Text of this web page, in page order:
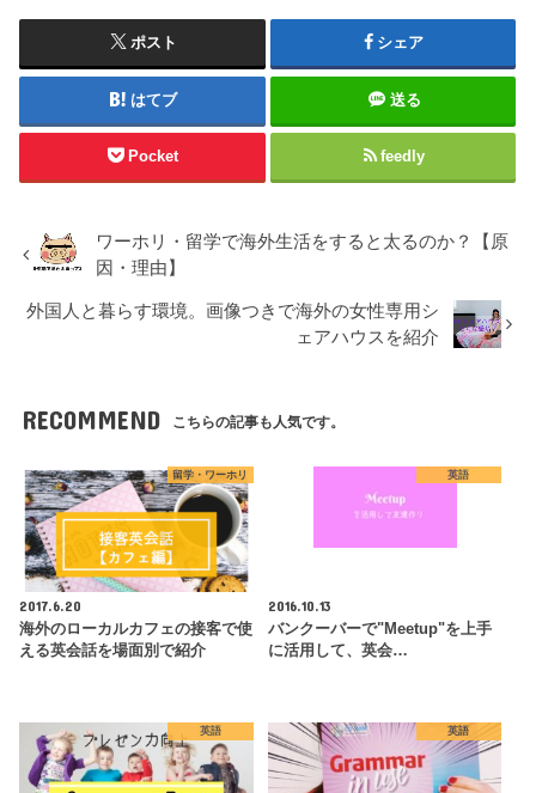
ポスト シェア
はてブ 送る
Pocket feedly
ワーホリ・留学で海外生活をすると太るのか？【原
因・理由】
外国人と暮らす環境。画像つきで海外の女性専用シ
ェアハウスを紹介
RECOMMEND こちらの記事も人気です。
留学・ワーホリ
2017.6.20
海外のローカルカフェの接客で使
える英会話を場面別で紹介
英語
2016.10.13
バンクーバーで"Meetup"を上手
に活用して、英会…
英語 英語